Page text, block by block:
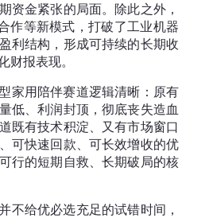
资金紧张的局面。除此之外，
作等新模式，打破了工业机器
利结构，形成可持续的长期收
财报表现。
家用陪伴赛道逻辑清晰：原有
低、利润封顶，彻底丧失造血
既有技术积淀、又有市场窗口
可快速回款、可长效增收的优
行的短期自救、长期破局的核
不给优必选充足的试错时间，